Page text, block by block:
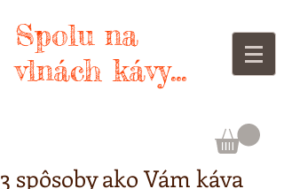
Spolu na
vlnách kávy...
3 spôsoby ako Vám káva